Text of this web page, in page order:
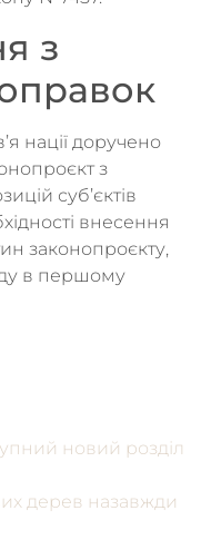
з
нації доручено
з
суб’єктів
внесення
законопроєкту,
в першому
новий розділ
дерев назавжди